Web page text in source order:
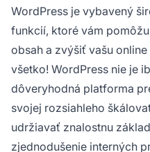
WordPress je vybavený
funkcií, ktoré vám
obsah a zvýšiť vašu
všetko! WordPress nie je
dôveryhodná platforma
svojej rozsiahleho
udržiavať znalostnu
zjednodušenie interných